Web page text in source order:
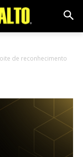
de reconhecimento